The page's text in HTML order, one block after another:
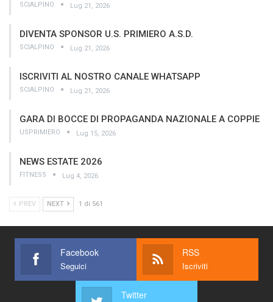
SCIALPINO Lug 21, 2026
DIVENTA SPONSOR U.S. PRIMIERO A.S.D.
SCIALPINO Lug 21, 2026
ISCRIVITI AL NOSTRO CANALE WHATSAPP
SCIALPINO Lug 21, 2026
GARA DI BOCCE DI PROPAGANDA NAZIONALE A COPPIE
USPRIMIERO Lug 15, 2026
NEWS ESTATE 2026
FITNESS Lug 4, 2026
PREV NEXT 1 di 561
Facebook
Seguici
RSS
Iscriviti
Twitter